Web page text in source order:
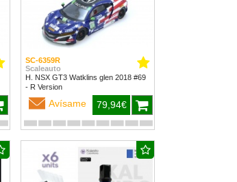
SC-6359R
Scaleauto
H. NSX GT3 Watklins glen 2018 #69
- R Version
Avísame 79,94€